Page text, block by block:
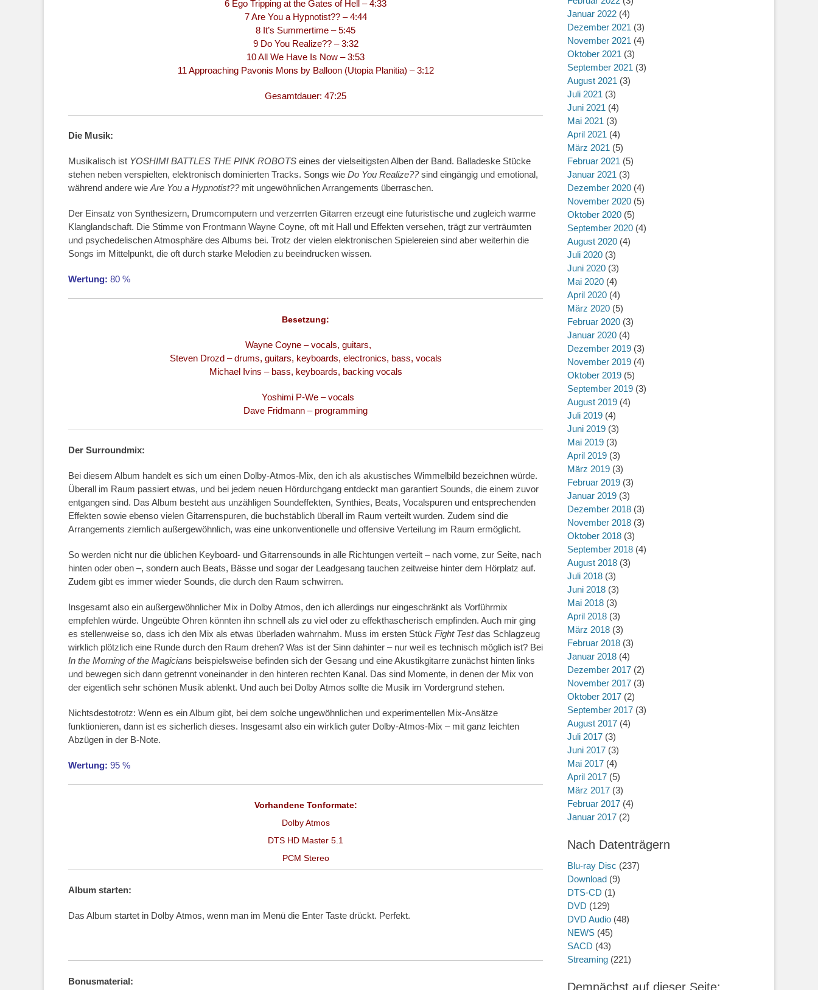
6 Ego Tripping at the Gates of Hell – 4:33
7 Are You a Hypnotist?? – 4:44
8 It’s Summertime – 5:45
9 Do You Realize?? – 3:32
10 All We Have Is Now – 3:53
11 Approaching Pavonis Mons by Balloon (Utopia Planitia) – 3:12
Gesamtdauer: 47:25
Die Musik:
Musikalisch ist YOSHIMI BATTLES THE PINK ROBOTS eines der vielseitigsten Alben der Band. Balladeske Stücke
stehen neben verspielten, elektronisch dominierten Tracks. Songs wie Do You Realize??sind eingängig und emotional,
während andere wieAre You a Hypnotist??mit ungewöhnlichen Arrangements überraschen.
Der Einsatz von Synthesizern, Drumcomputern und verzerrten Gitarren erzeugt eine futuristische und zugleich warme
Klanglandschaft. Die Stimme von Frontmann Wayne Coyne, oft mit Hall und Effekten versehen, trägt zur verträumten
und psychedelischen Atmosphäre des Albums bei. Trotz der vielen elektronischen Spielereien sind aber weiterhin die
Songs im Mittelpunkt, die oft durch starke Melodien zu beeindrucken wissen.
Wertung: 80 %
Besetzung:
Wayne Coyne – vocals, guitars,
Steven Drozd – drums, guitars, keyboards, electronics, bass, vocals
Michael Ivins – bass, keyboards, backing vocals
Yoshimi P-We – vocals
Dave Fridmann – programming
Der Surroundmix:
Bei diesem Album handelt es sich um einen Dolby-Atmos-Mix, den ich als akustisches Wimmelbild bezeichnen würde.
Überall im Raum passiert etwas, und bei jedem neuen Hördurchgang entdeckt man garantiert Sounds, die einem zuvor
entgangen sind. Das Album besteht aus unzähligen Soundeffekten, Synthies, Beats, Vocalspuren und entsprechenden
Effekten sowie ebenso vielen Gitarrenspuren, die buchstäblich überall im Raum verteilt wurden. Zudem sind die
Arrangements ziemlich außergewöhnlich, was eine unkonventionelle und offensive Verteilung im Raum ermöglicht.
So werden nicht nur die üblichen Keyboard- und Gitarrensounds in alle Richtungen verteilt – nach vorne, zur Seite, nach
hinten oder oben –, sondern auch Beats, Bässe und sogar der Leadgesang tauchen zeitweise hinter dem Hörplatz auf.
Zudem gibt es immer wieder Sounds, die durch den Raum schwirren.
Insgesamt also ein außergewöhnlicher Mix in Dolby Atmos, den ich allerdings nur eingeschränkt als Vorführmix
empfehlen würde. Ungeübte Ohren könnten ihn schnell als zu viel oder zu effekthascherisch empfinden. Auch mir ging
es stellenweise so, dass ich den Mix als etwas überladen wahrnahm. Muss im ersten Stück Fight Testdas Schlagzeug
wirklich plötzlich eine Runde durch den Raum drehen? Was ist der Sinn dahinter – nur weil es technisch möglich ist? Bei
In the Morning of the Magicians beispielsweise befinden sich der Gesang und eine Akustikgitarre zunächst hinten links
und bewegen sich dann getrennt voneinander in den hinteren rechten Kanal. Das sind Momente, in denen der Mix von
der eigentlich sehr schönen Musik ablenkt. Und auch bei Dolby Atmos sollte die Musik im Vordergrund stehen.
Nichtsdestotrotz: Wenn es ein Album gibt, bei dem solche ungewöhnlichen und experimentellen Mix-Ansätze
funktionieren, dann ist es sicherlich dieses. Insgesamt also ein wirklich guter Dolby-Atmos-Mix – mit ganz leichten
Abzügen in der B-Note.
Wertung: 95 %
Vorhandene Tonformate:
Dolby Atmos
DTS HD Master 5.1
PCM Stereo
Album starten:
Das Album startet in Dolby Atmos, wenn man im Menü die Enter Taste drückt. Perfekt.
Bonusmaterial:
Januar 2022 (4)
Dezember 2021 (3)
November 2021 (4)
Oktober 2021 (3)
September 2021 (3)
August 2021 (3)
Juli 2021 (3)
Juni 2021 (4)
Mai 2021 (3)
April 2021 (4)
März 2021 (5)
Februar 2021 (5)
Januar 2021 (3)
Dezember 2020 (4)
November 2020 (5)
Oktober 2020 (5)
September 2020 (4)
August 2020 (4)
Juli 2020 (3)
Juni 2020 (3)
Mai 2020 (4)
April 2020 (4)
März 2020 (5)
Februar 2020 (3)
Januar 2020 (4)
Dezember 2019 (3)
November 2019 (4)
Oktober 2019 (5)
September 2019 (3)
August 2019 (4)
Juli 2019 (4)
Juni 2019 (3)
Mai 2019 (3)
April 2019 (3)
März 2019 (3)
Februar 2019 (3)
Januar 2019 (3)
Dezember 2018 (3)
November 2018 (3)
Oktober 2018 (3)
September 2018 (4)
August 2018 (3)
Juli 2018 (3)
Juni 2018 (3)
Mai 2018 (3)
April 2018 (3)
März 2018 (3)
Februar 2018 (3)
Januar 2018 (4)
Dezember 2017 (2)
November 2017 (3)
Oktober 2017 (2)
September 2017 (3)
August 2017 (4)
Juli 2017 (3)
Juni 2017 (3)
Mai 2017 (4)
April 2017 (5)
März 2017 (3)
Februar 2017 (4)
Januar 2017 (2)
Nach Datenträgern
Blu-ray Disc (237)
Download (9)
DTS-CD (1)
DVD (129)
DVD Audio (48)
NEWS (45)
SACD (43)
Streaming (221)
Demnächst auf dieser Seite: